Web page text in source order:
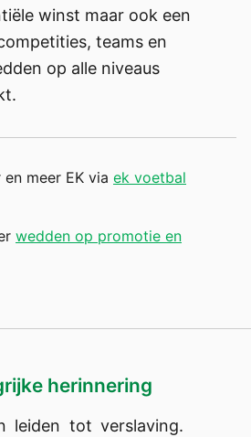
winst maar ook een
teams en
op alle niveaus
meer EK via ek voetbal
wedden op promotie en
herinnering
leiden tot verslaving.